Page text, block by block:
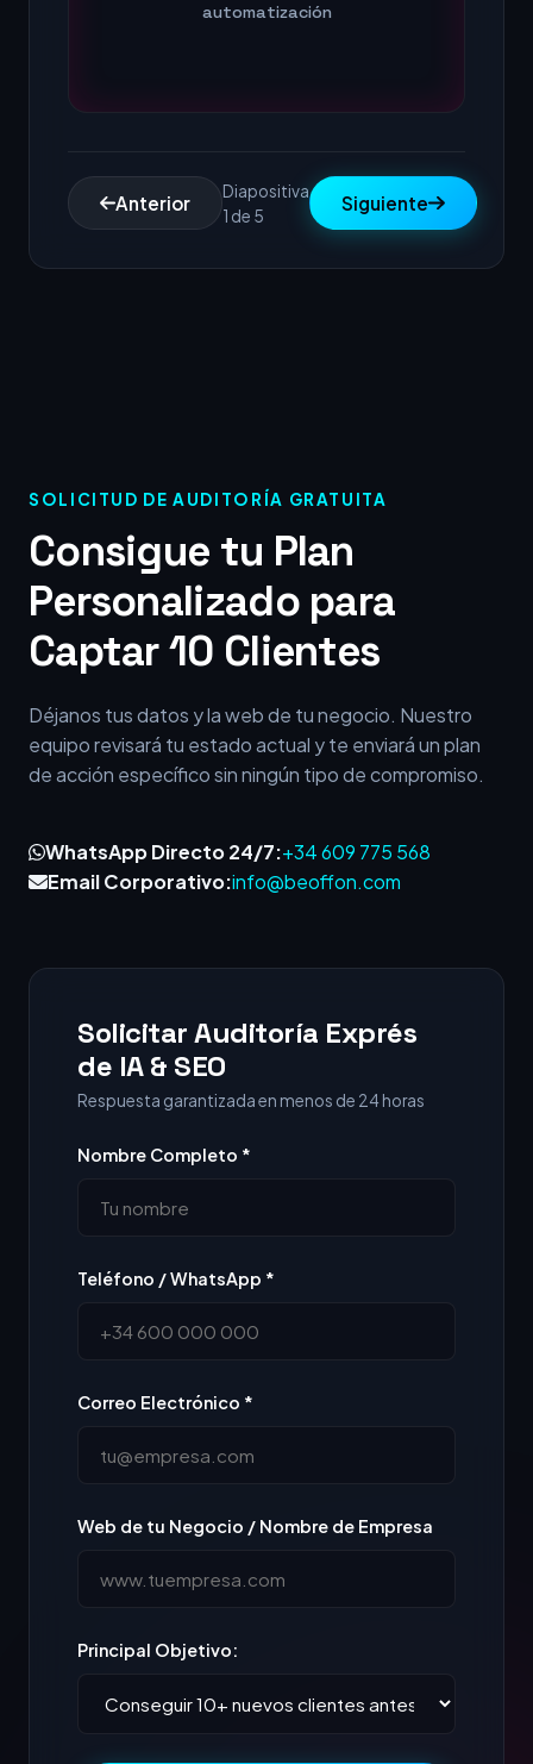
automatización
Anterior
Diapositiva
1 de 5
Siguiente
SOLICITUD DE AUDITORÍA GRATUITA
Consigue tu Plan
Personalizado para
Captar 10 Clientes
Déjanos tus datos y la web de tu negocio. Nuestro
equipo revisará tu estado actual y te enviará un plan
de acción específico sin ningún tipo de compromiso.
WhatsApp Directo 24/7:+34 609 775 568
Email Corporativo:info@beoffon.com
Solicitar Auditoría Exprés
de IA & SEO
Respuesta garantizada en menos de 24 horas
Nombre Completo *
Teléfono / WhatsApp *
Correo Electrónico *
Web de tu Negocio / Nombre de Empresa
Principal Objetivo: